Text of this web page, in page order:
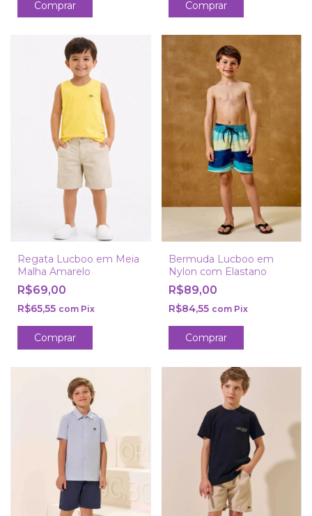
Comprar Comprar
Regata Lucboo em Meia
Malha Amarelo
R$69,00
R$65,55 com Pix
Comprar
Bermuda Lucboo em
Nylon com Elastano
R$89,00
R$84,55 com Pix
Comprar